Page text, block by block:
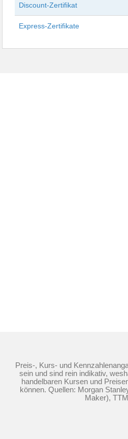
Discount-Zertifikat
Express-Zertifikate
Preis-, Kurs- und
sein und sind rein indikativ,
handelbaren Kursen und
können. Quellen: Morgan
Maker),